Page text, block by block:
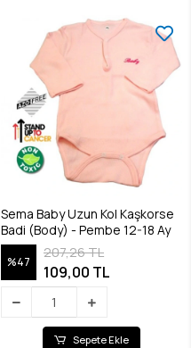
Sema Baby Uzun Kol Kaşkorse
Badi (Body) - Pembe 12-18 Ay
%47
207,26 TL
109,00 TL
Sepete Ekle